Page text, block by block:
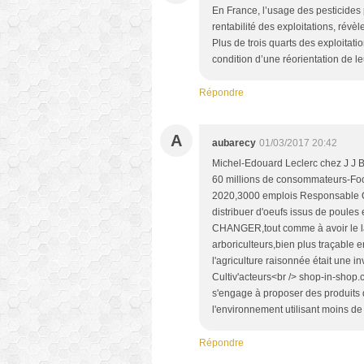
En France, l’usage des
rentabilité des exploitations,
Plus de trois quarts des
condition d’une réorientation de
Répondre
A aubarecy 01/03/2017 20:42
Michel-Edouard Leclerc chez J J
60 millions de consommateurs-
2020,3000 emplois Responsable
distribuer d'oeufs issus de poules
CHANGER,tout comme à avoir le
arboriculteurs,bien plus traçable
l'agriculture raisonnée était une
Cultiv'acteurs<br /> shop-in-
s'engage à proposer des
l'environnement utilisant moins
Répondre